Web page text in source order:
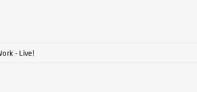
- Live!